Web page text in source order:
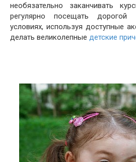
необязательно заканчивать
регулярно посещать
условиях, используя доступные
делать великолепные детские